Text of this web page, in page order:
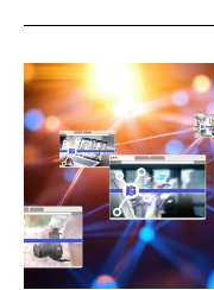
Tags
in
Microsoft
Teams:
Feinsteuerung
der
Kommunikation